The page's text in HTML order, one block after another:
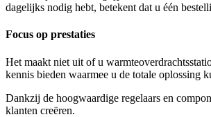
dagelijks nodig hebt, betekent dat u één
Focus op prestaties
Het maakt niet uit of u
kennis bieden waarmee u de totale oplossing
Dankzij de hoogwaardige regelaars en
klanten creëren.